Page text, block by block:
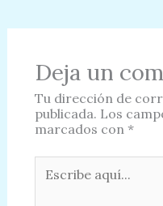
Deja un
Tu dirección de
publicada. Los
marcados con *
aquí...